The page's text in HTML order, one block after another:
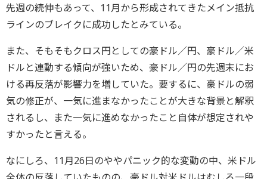
先週の続伸もあって、11月から形成されてきたメイン抵抗
ラインのブレイクに成功したとみている。
また、そもそもクロス円としての豪ドル／円、豪ドル／米
ドルと連動する傾向が強いため、豪ドル／円の先週末にお
ける再反落が影響力を増していた。要するに、豪ドルの弱
気の修正が、一気に進まなかったことが大きな背景と解釈
されるし、また一気に進めなかったこと自体が想定されや
すかったと言える。
なにしろ、11月26日のややパニック的な変動の中、米ドル